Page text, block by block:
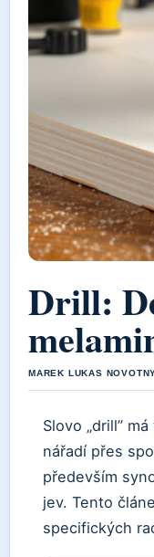
Drill:
MAREK LUKAS
Slovo „drill”
nářadí přes
především
jev. Tento
specifických